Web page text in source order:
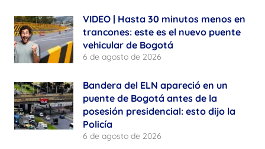
VIDEO | Hasta 30 minutos menos en
trancones: este es el nuevo puente
vehicular de Bogotá
6 de agosto de 2026
Bandera del ELN apareció en un
puente de Bogotá antes de la
posesión presidencial: esto dijo la
Policía
6 de agosto de 2026